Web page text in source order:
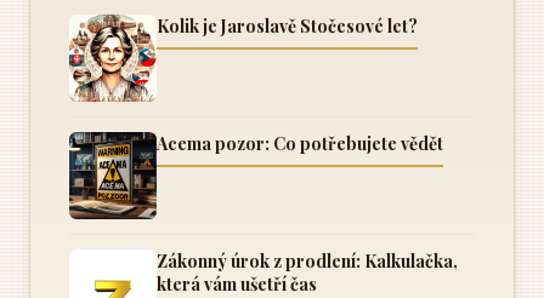
Kolik je Jaroslavě Stočesové let?
Acema pozor: Co potřebujete vědět
Zákonný úrok z prodlení: Kalkulačka,
která vám ušetří čas